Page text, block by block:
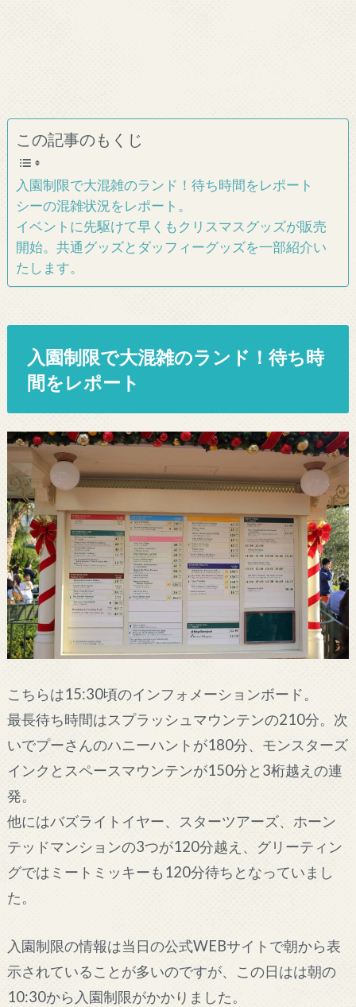
この記事のもくじ
入園制限で大混雑のランド！待ち時間をレポート
シーの混雑状況をレポート。
イベントに先駆けて早くもクリスマスグッズが販売
開始。共通グッズとダッフィーグッズを一部紹介い
たします。
入園制限で大混雑のランド！待ち時
間をレポート
こちらは15:30頃のインフォメーションボード。
最長待ち時間はスプラッシュマウンテンの210分。次
いでプーさんのハニーハントが180分、モンスターズ
インクとスペースマウンテンが150分と3桁越えの連
発。
他にはバズライトイヤー、スターツアーズ、ホーン
テッドマンションの3つが120分越え、グリーティン
グではミートミッキーも120分待ちとなっていまし
た。
入園制限の情報は当日の公式WEBサイトで朝から表
示されていることが多いのですが、この日はは朝の
10:30から入園制限がかかりました。